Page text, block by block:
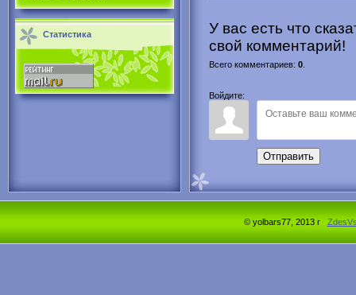
Статистика
У вас есть что
свой комментарий!
Всего комментариев: 0
Войдите:
Отправить
© yolbars77, 2013 г